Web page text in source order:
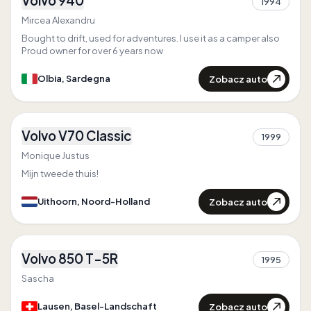
Jedyny w
Sardegna
Mircea Alexandru
Bought to drift, used for adventures. I use it as a camper also
Proud owner for over 6 years now
Olbia, Sardegna Zobacz auto
1
1
Volvo V70 Classic
1999
Monique Justus
Mijn tweede thuis!
Uithoorn, Noord-Holland Zobacz auto
Pierwszy wBasel-Landschaft
Jedyny w
2
2
Volvo 850 T-5R
1995
Sascha
Lausen, Basel-Landschaft Zobacz auto